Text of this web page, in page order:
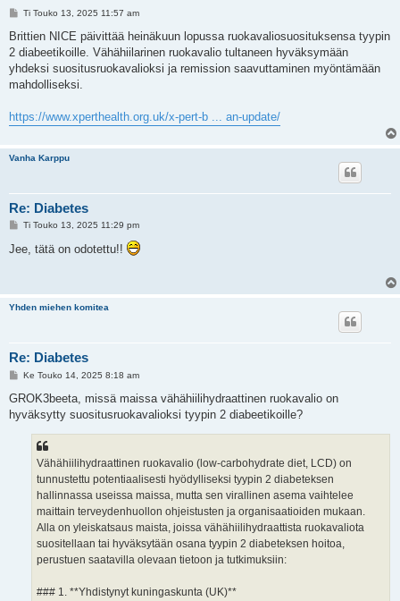
V
e
t
i
Ti Touko 13, 2025 11:57 am
Brittien NICE päivittää heinäkuun lopussa ruokavaliosuosituksensa tyypin
2 diabeetikoille. Vähähiilarinen ruokavalio tultaneen hyväksymään
yhdeksi suositusruokavalioksi ja remission saavuttaminen myöntämään
mahdolliseksi.
https://www.xperthealth.org.uk/x-pert-b ... an-update/
Vanha Karppu
Re: Diabetes
V
e
Ti Touko 13, 2025 11:29 pm
Jee, tätä on odotettu!!
Yhden miehen komitea
Re: Diabetes
V
e
t
Ke Touko 14, 2025 8:18 am
GROK3beeta, missä maissa vähähiilihydraattinen ruokavalio on
hyväksytty suositusruokavalioksi tyypin 2 diabeetikoille?
Vähähiilihydraattinen ruokavalio (low-carbohydrate diet, LCD) on
tunnustettu potentiaalisesti hyödylliseksi tyypin 2 diabeteksen
hallinnassa useissa maissa, mutta sen virallinen asema vaihtelee
maittain terveydenhuollon ohjeistusten ja organisaatioiden mukaan.
Alla on yleiskatsaus maista, joissa vähähiilihydraattista ruokavaliota
suositellaan tai hyväksytään osana tyypin 2 diabeteksen hoitoa,
perustuen saatavilla olevaan tietoon ja tutkimuksiin:
### 1. **Yhdistynyt kuningaskunta (UK)**